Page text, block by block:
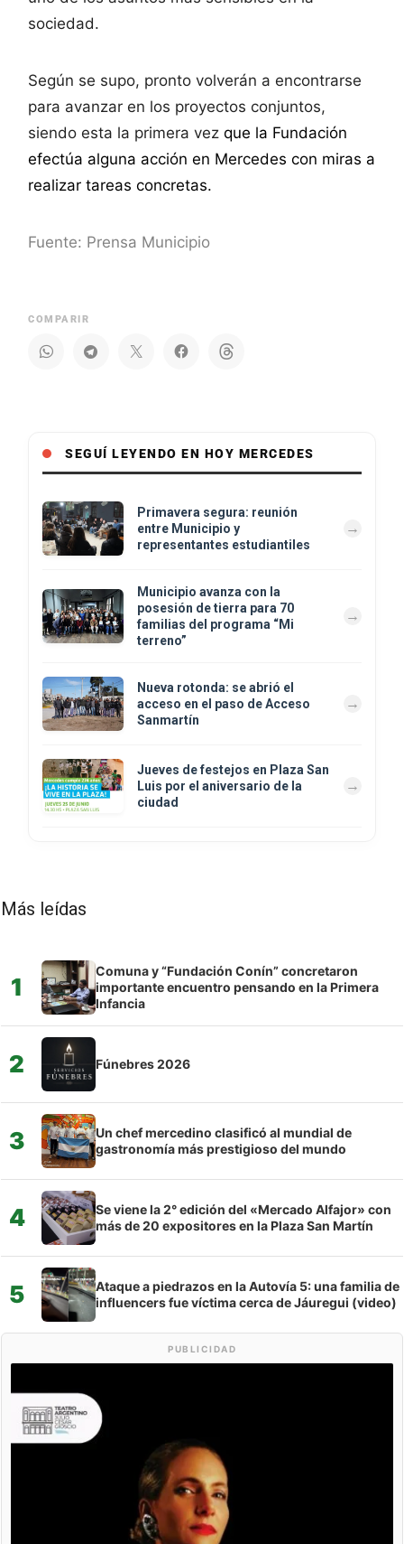
sociedad.
Según se supo, pronto volverán a encontrarse
para avanzar en los proyectos conjuntos,
siendo esta la primera vez que la Fundación
efectúa alguna acción en Mercedes con miras a
realizar tareas concretas.
Fuente: Prensa Municipio
COMPARIR
SEGUÍ LEYENDO EN HOY MERCEDES
Primavera segura: reunión
entre Municipio y
representantes estudiantiles
Municipio avanza con la
posesión de tierra para 70
familias del programa “Mi
terreno”
Nueva rotonda: se abrió el
acceso en el paso de Acceso
Sanmartín
Jueves de festejos en Plaza San
Luis por el aniversario de la
ciudad
Más leídas
1
Comuna y “Fundación Conín” concretaron
importante encuentro pensando en la Primera
Infancia
2 Fúnebres 2026
3
Un chef mercedino clasificó al mundial de
gastronomía más prestigioso del mundo
4
Se viene la 2° edición del «Mercado Alfajor» con
más de 20 expositores en la Plaza San Martín
5
Ataque a piedrazos en la Autovía 5: una familia de
influencers fue víctima cerca de Jáuregui (video)
PUBLICIDAD